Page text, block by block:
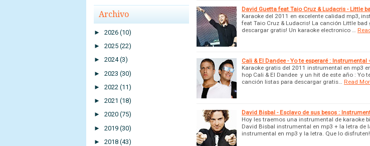
Archivo
► 2026 (10)
► 2025 (22)
► 2024 (3)
► 2023 (30)
► 2022 (11)
► 2021 (18)
► 2020 (75)
► 2019 (30)
► 2018 (43)
David Guetta feat Taio Cruz & Ludacris - Little
Karaoke del 2011 en excelente calidad mp3,
feat Taio Cruz & Ludacris! La canción Little
descargar gratis! Un karaoke electronico …
Cali & El Dandee - Yo te esperaré : Instrumental
Karaoke gratis del 2011 instrumental en mp3
hop Cali & El Dandee y un hit de este año : Yo
canción listas para descargar gratis…
Read
David Bisbal - Esclavo de sus besos :
Hoy les traemos una instrumental de karaoke
David Bisbal instrumental en mp3 + la letra de
instrumental en mp3 y la letra. Que lo disfruten!